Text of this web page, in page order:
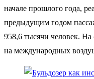
начале прошлого года,
предыдущим годом
958,6 тысячи человек. На
на международных